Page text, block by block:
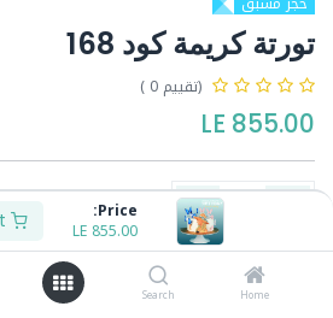
Price:
855.00
LE
Home
Search
تورتة كريمة كود 168
(تقييم 0 )
855.00
Buy Now